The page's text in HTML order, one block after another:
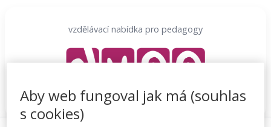
vzdělávací nabídka pro pedagogy
Aby web fungoval jak má (souhlas
s cookies)